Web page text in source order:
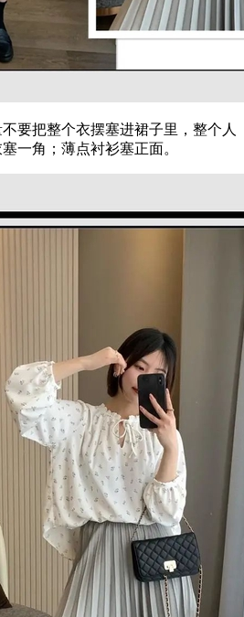
把整个衣摆塞进裙子里，整个人
一角；薄点衬衫塞正面。